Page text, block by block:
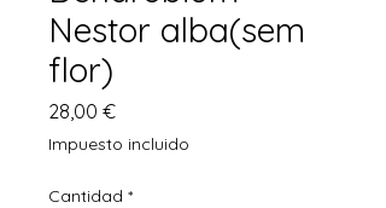
Nestor alba(sem
flor)
28,00 €Precio
Impuesto incluido
Cantidad *